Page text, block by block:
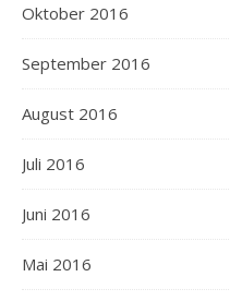
Oktober 2016
September 2016
August 2016
Juli 2016
Juni 2016
Mai 2016